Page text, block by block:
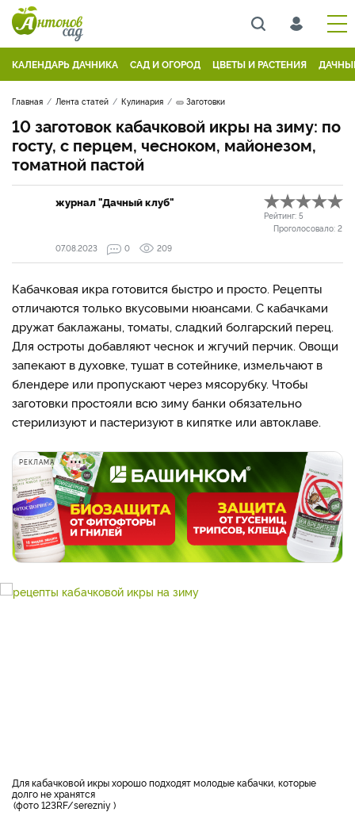
КАЛЕНДАРЬ ДАЧНИКА САД И ОГОРОД ЦВЕТЫ И РАСТЕНИЯ
Главная Лента статей Кулинария 🥒 Заготовки
10 заготовок кабачковой икры на зиму: по
госту, с перцем, чесноком, майонезом,
томатной пастой
журнал "Дачный клуб"
Рейтинг: 5
Проголосовало: 2
07.08.2023
0 209
Кабачковая икра готовится быстро и просто. Рецепты
отличаются только вкусовыми нюансами. С кабачками
дружат баклажаны, томаты, сладкий болгарский перец.
Для остроты добавляют чеснок и жгучий перчик. Овощи
запекают в духовке, тушат в сотейнике, измельчают в
блендере или пропускают через мясорубку. Чтобы
заготовки простояли всю зиму банки обязательно
стерилизуют и пастеризуют в кипятке или автоклаве.
РЕКЛАМА
Для кабачковой икры хорошо подходят молодые кабачки, которые
долго не хранятся
фото 123RF/serezniy